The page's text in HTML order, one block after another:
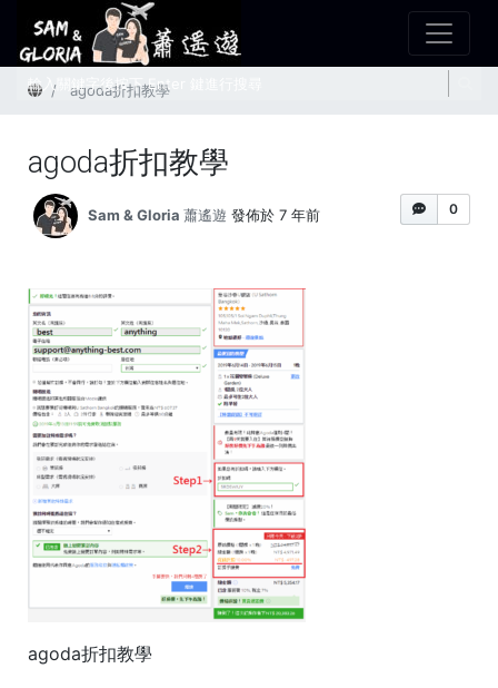
首頁 agoda折扣教學
agoda折扣教學
0
Sam & Gloria 蕭遙遊 發佈於 7 年前
agoda折扣教學